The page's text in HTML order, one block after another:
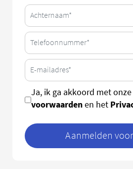
Ja, ik ga akkoord met onze
voorwaardenen het
Aanmelden